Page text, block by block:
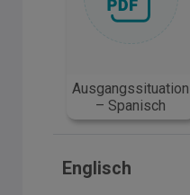
Ausgangssituation
– Spanisch
Englisch